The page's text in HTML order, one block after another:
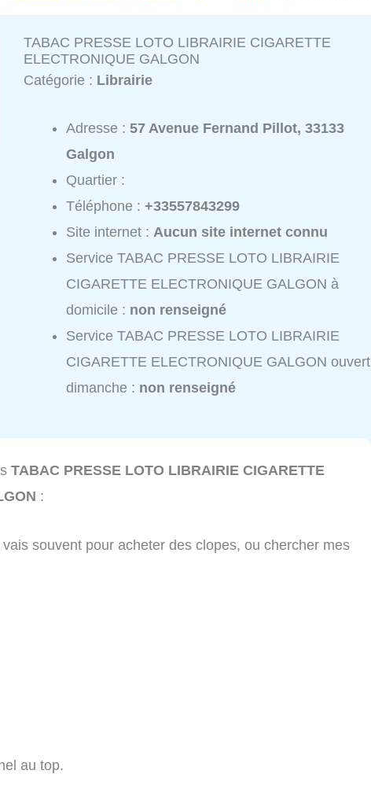
TABAC PRESSE LOTO LIBRAIRIE CIGARETTE
ELECTRONIQUE GALGON
Catégorie : Librairie
Adresse :57 Avenue Fernand Pillot, 33133
Galgon
Quartier :
Téléphone :+33557843299
Site internet :Aucun site internet connu
Service TABAC PRESSE LOTO LIBRAIRIE
CIGARETTE ELECTRONIQUE GALGON à
domicile : non renseigné
Service TABAC PRESSE LOTO LIBRAIRIE
CIGARETTE ELECTRONIQUE GALGON ouvert
dimanche : non renseigné
TABAC PRESSE LOTO LIBRAIRIE CIGARETTE
:
souvent pour acheter des clopes, ou chercher mes
au top.